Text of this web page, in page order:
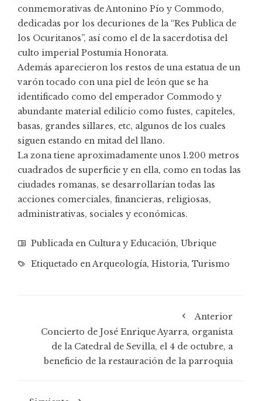
conmemorativas de Antonino Pío y Commodo,
dedicadas por los decuriones de la “Res Publica de
los Ocuritanos”, así como el de la sacerdotisa del
culto imperial Postumia Honorata.
Además aparecieron los restos de una estatua de un
varón tocado con una piel de león que se ha
identificado como del emperador Commodo y
abundante material edilicio como fustes, capiteles,
basas, grandes sillares, etc, algunos de los cuales
siguen estando en mitad del llano.
La zona tiene aproximadamente unos 1.200 metros
cuadrados de superficie y en ella, como en todas las
ciudades romanas, se desarrollarían todas las
acciones comerciales, financieras, religiosas,
administrativas, sociales y económicas.
Publicada en Cultura y Educación, Ubrique
Etiquetado en Arqueología, Historia, Turismo
Anterior
Concierto de José Enrique Ayarra, organista
de la Catedral de Sevilla, el 4 de octubre, a
beneficio de la restauración de la parroquia